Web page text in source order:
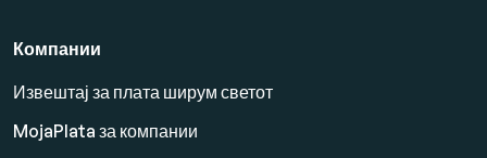
Компании
Извештај за плата ширум светот
MojaPlata за компании